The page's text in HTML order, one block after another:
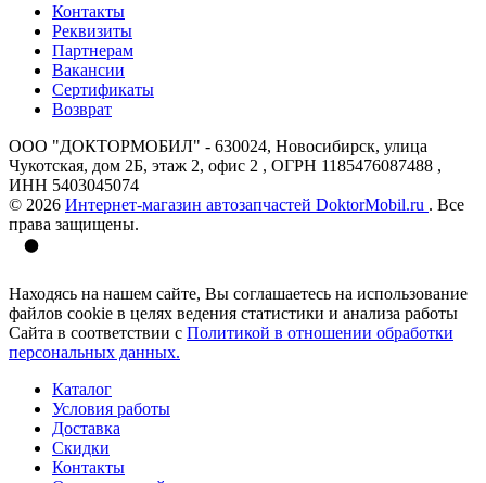
Контакты
Реквизиты
Партнерам
Вакансии
Сертификаты
Возврат
ООО "ДОКТОРМОБИЛ" - 630024, Новосибирск, улица
Чукотская, дом 2Б, этаж 2, офис 2 , ОГРН 1185476087488 ,
ИНН 5403045074
© 2026 Интернет-магазин автозапчастей DoktorMobil.ru . Все
права защищены.
Находясь на нашем сайте, Вы соглашаетесь на использование
файлов cookie в целях ведения статистики и анализа работы
Сайта в соответствии с Политикой в отношении обработки
персональных данных.
Каталог
Условия работы
Доставка
Скидки
Контакты